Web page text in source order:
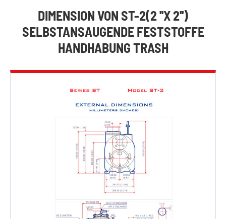
DIMENSION VON ST-2(2 ''X 2'')
SELBSTANSAUGENDE FESTSTOFFE
HANDHABUNG TRASH